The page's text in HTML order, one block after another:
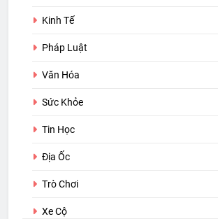
Kinh Tế
Pháp Luật
Văn Hóa
Sức Khỏe
Tin Học
Địa Ốc
Trò Chơi
Xe Cộ